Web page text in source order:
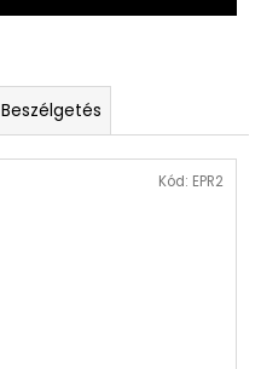
Beszélgetés
Kód: EPR2